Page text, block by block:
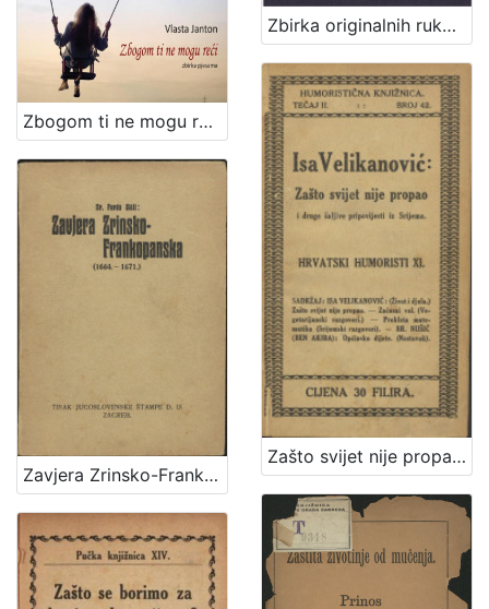
Zbogom ti ne mogu reći / Vlasta Janton
Zbirka originalnih rukopisa / Dragutin M. Domjanić
Zavjera Zrinsko-Frankopanska : (1664.-1671.) / Ferdo Šišić
Zašto svijet nije propao i druge šaljive pripovijesti iz Srijema / Isa Velikanović